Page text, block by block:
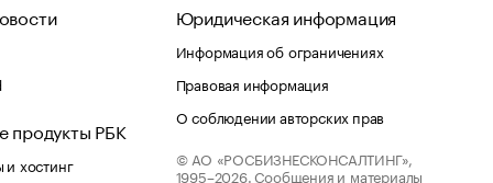
продукты РБК
хостинг
Юридическая информация
Информация об ограничениях
Правовая информация
О соблюдении авторских прав
© АО «РОСБИЗНЕСКОНСАЛТИНГ»,
1995–2026. Сообщения и материалы